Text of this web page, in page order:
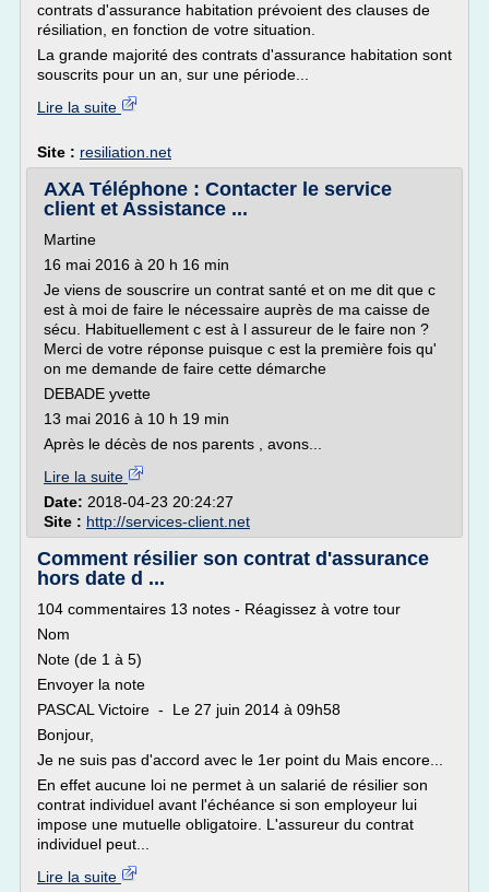
contrats d'assurance habitation prévoient des clauses de
résiliation, en fonction de votre situation.
La grande majorité des contrats d'assurance habitation sont
souscrits pour un an, sur une période...
Lire la suite
Site : resiliation.net
AXA Téléphone : Contacter le service
client et Assistance ...
Martine
16 mai 2016 à 20 h 16 min
Je viens de souscrire un contrat santé et on me dit que c
est à moi de faire le nécessaire auprès de ma caisse de
sécu. Habituellement c est à l assureur de le faire non ?
Merci de votre réponse puisque c est la première fois qu'
on me demande de faire cette démarche
DEBADE yvette
13 mai 2016 à 10 h 19 min
Après le décès de nos parents , avons...
Lire la suite
Date: 2018-04-23 20:24:27
Site : http://services-client.net
Comment résilier son contrat d'assurance
hors date d ...
104 commentaires 13 notes - Réagissez à votre tour
Nom
Note (de 1 à 5)
Envoyer la note
PASCAL Victoire - Le 27 juin 2014 à 09h58
Bonjour,
Je ne suis pas d'accord avec le 1er point du Mais encore...
En effet aucune loi ne permet à un salarié de résilier son
contrat individuel avant l'échéance si son employeur lui
impose une mutuelle obligatoire. L'assureur du contrat
individuel peut...
Lire la suite